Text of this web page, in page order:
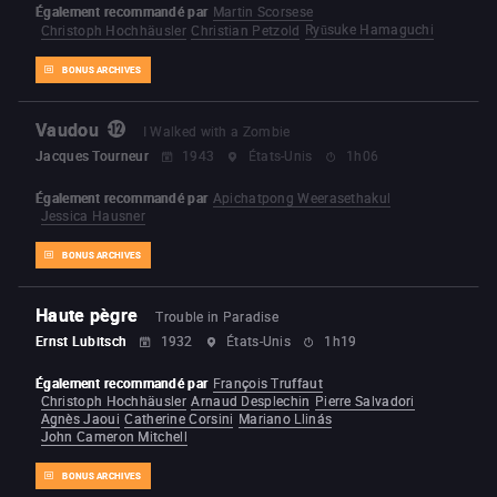
BONUS ARCHIVES
Également recommandé par Martin Scorsese
Christoph Hochhäusler Christian Petzold Ryūsuke Hamaguchi
Vaudou
I Walked with a Zombie
Jacques Tourneur
1943 États-Unis 1h06
BONUS ARCHIVES
Également recommandé par Apichatpong Weerasethakul
Jessica Hausner
Haute pègre
Trouble in Paradise
Ernst Lubitsch
1932 États-Unis 1h19
BONUS ARCHIVES
Également recommandé par François Truffaut
Christoph Hochhäusler Arnaud Desplechin Pierre Salvadori
Agnès Jaoui Catherine Corsini Mariano Llinás
John Cameron Mitchell